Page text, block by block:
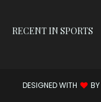
RECENT IN SPORTS
DESIGNED WITH BY